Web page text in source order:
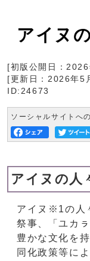
アイヌ
[初版公開日：2026
[更新日： 2026年5
ID:24673
ソーシャルサイトへ
アイヌの人
アイヌ※1の人
祭事、「ユカ
豊かな文化を
同化政策等に